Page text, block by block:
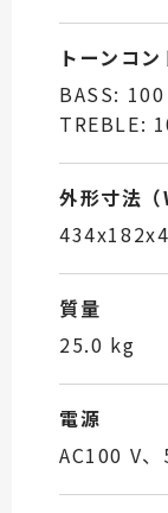
トーンコ
BASS:
TREBLE:
外形寸法
質量
25.0 kg
電源
AC100 V